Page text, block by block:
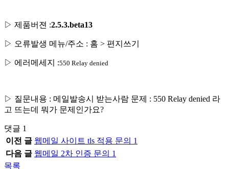
▷ 제품버젼 :2.5.3.beta13
▷ 오류발생 메뉴/주소 : 홈 > 편지쓰기
▷ 에러메세지 :550 Relay denied
▷ 질문내용 : 메일발송시 받는사람 문제 : 550 Relay denied 라
고 뜨는데 뭐가 문제인가요?
댓글 1
이전 글 웹메일 사이트 tls 적용 문의 1
다음 글 웹메일 2차 인증 문의 1
목록